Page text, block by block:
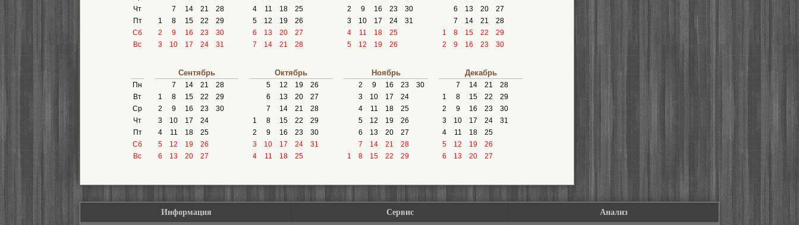
Чт
Пт
Сб
Вс
7
14 21
28
1
8 15 22
29
2
9 16 23
30
3
10 17 24 31
4
11 18
25
5
12 19
26
6
13 20
27
7
14 21 28
2
9 16 23
30
3
10 17 24
31
4
11 18
25
5
12 19 26
6
13 20
27
7
14 21
28
1
8 15 22
29
2
9 16 23 30
Пн
Вт
Ср
Чт
Пт
Сб
Вс
Сентябрь
7 14 21
28
1
8 15 22
29
2
9 16 23
30
3
10 17
24
4
11 18
25
5
12 19
26
6
13 20 27
Октябрь
5 12 19
26
6
13 20
27
7
14 21
28
1
8 15 22
29
2
9 16 23
30
3
10 17 24
31
4
11 18 25
Ноябрь
2 9 16 23
30
3
10 17
24
4
11 18
25
5
12 19
26
6
13 20
27
7
14 21
28
1
8 15 22 29
Декабрь
7 14 21
28
1
8 15 22
29
2
9 16 23
30
3
10 17 24
31
4
11 18
25
5
12 19
26
6
13 20 27
Информация Сервис Анализ